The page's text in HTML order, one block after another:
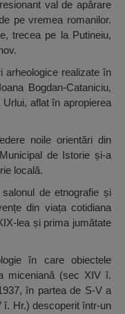
val de apărare
pe vremea romanilor.
trecea pe la Putineiu,
arheologice realizate în
Bogdan-Cataniciu,
aflat în apropierea
noile orientări din
de Istorie și-a
locală.
de etnografie și
din viața cotidiana
lea și prima jumătate
în care obiectele
miceniană (sec XIV î.
în partea de S-V a
î. Hr.) descoperit într-un